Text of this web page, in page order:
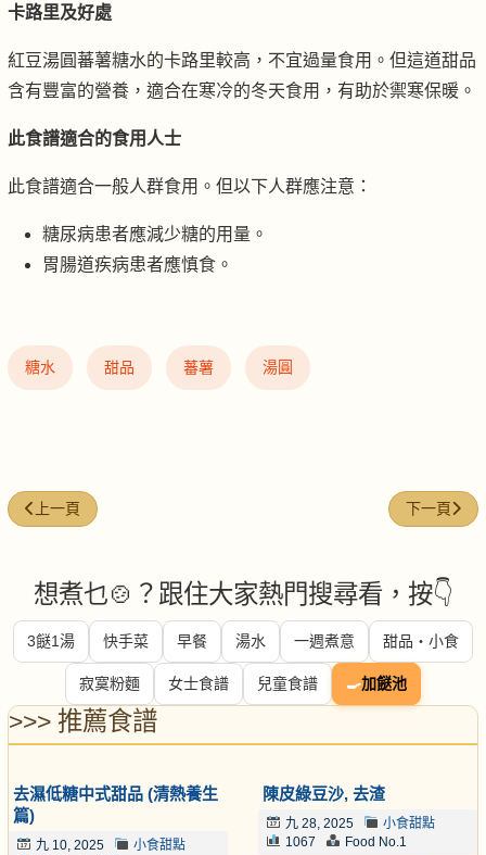
卡路里及好處
紅豆湯圓蕃薯糖水的卡路里較高，不宜過量食用。但這道甜品
含有豐富的營養，適合在寒冷的冬天食用，有助於禦寒保暖。
此食譜適合的食用人士
此食譜適合一般人群食用。但以下人群應注意：
糖尿病患者應減少糖的用量。
胃腸道疾病患者應慎食。
糖水 甜品 蕃薯 湯圓
上一篇文章: 雪糕涼粉 / 冰淇淋黑涼粉
上一頁 下一篇文章
下一頁
想煮乜🍲？跟住大家熱門搜尋看，按👇
3餸1湯 快手菜 早餐 湯水 一週煮意 甜品・小食
寂寞粉麵 女士食譜 兒童食譜 🍳加餸池
>>> 推薦食譜
去濕低糖中式甜品 (清熱養生
篇)
九 10, 2025
小食甜點
陳皮綠豆沙, 去渣
九 28, 2025
小食甜點
1067
Food No.1